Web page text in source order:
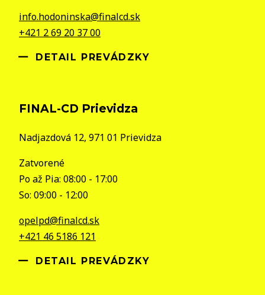
info.hodoninska@finalcd.sk
+421 2 69 20 37 00
DETAIL PREVÁDZKY
FINAL-CD Prievidza
Nadjazdová 12, 971 01 Prievidza
Zatvorené
Po až Pia: 08:00 - 17:00
So: 09:00 - 12:00
opelpd@finalcd.sk
+421 46 5186 121
DETAIL PREVÁDZKY